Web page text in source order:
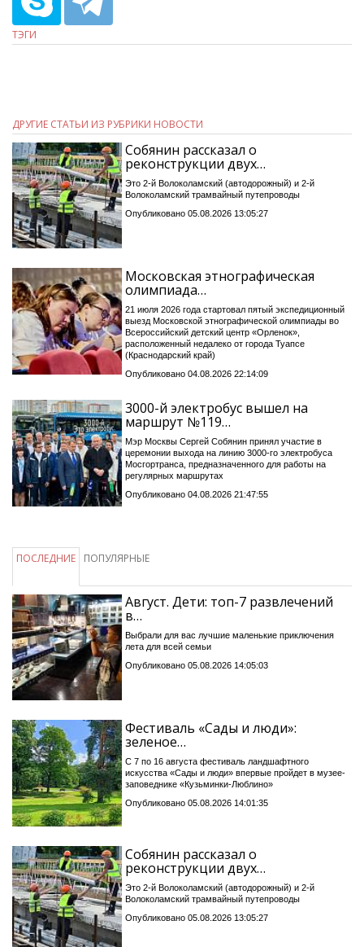
ТЭГИ
ДРУГИЕ СТАТЬИ ИЗ РУБРИКИ НОВОСТИ
Собянин рассказал о
реконструкции двух…
Это 2-й Волоколамский (автодорожный) и 2-й
Волоколамский трамвайный путепроводы
Опубликовано 05.08.2026 13:05:27
Московская этнографическая
олимпиада…
21 июля 2026 года стартовал пятый экспедиционный
выезд Московской этнографической олимпиады во
Всероссийский детский центр «Орленок»,
расположенный недалеко от города Туапсе
(Краснодарский край)
Опубликовано 04.08.2026 22:14:09
3000-й электробус вышел на
маршрут №119…
Мэр Москвы Сергей Собянин принял участие в
церемонии выхода на линию 3000-го электробуса
Мосгортранса, предназначенного для работы на
регулярных маршрутах
Опубликовано 04.08.2026 21:47:55
ПОСЛЕДНИЕ ПОПУЛЯРНЫЕ
Август. Дети: топ-7 развлечений
в…
Выбрали для вас лучшие маленькие приключения
лета для всей семьи
Опубликовано 05.08.2026 14:05:03
Фестиваль «Сады и люди»:
зеленое…
С 7 по 16 августа фестиваль ландшафтного
искусства «Сады и люди» впервые пройдет в музее-
заповеднике «Кузьминки-Люблино»
Опубликовано 05.08.2026 14:01:35
Собянин рассказал о
реконструкции двух…
Это 2-й Волоколамский (автодорожный) и 2-й
Волоколамский трамвайный путепроводы
Опубликовано 05.08.2026 13:05:27